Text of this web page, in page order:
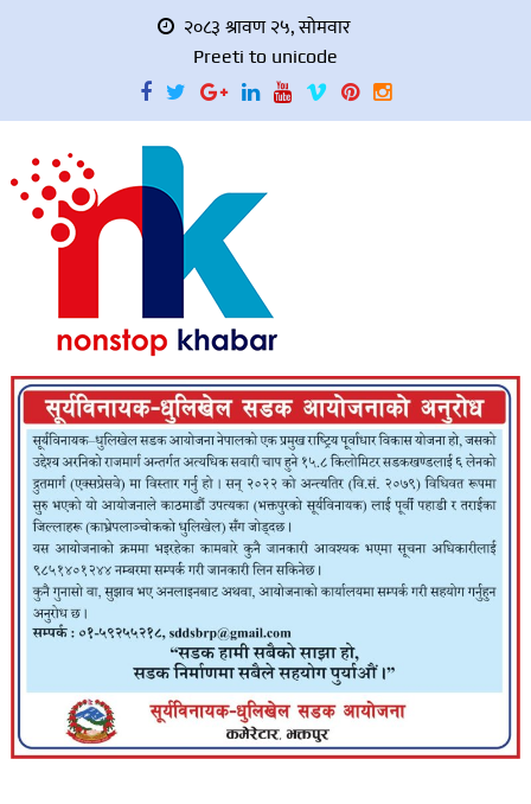
२०८३ श्रावण २५, सोमवार
Preeti to unicode